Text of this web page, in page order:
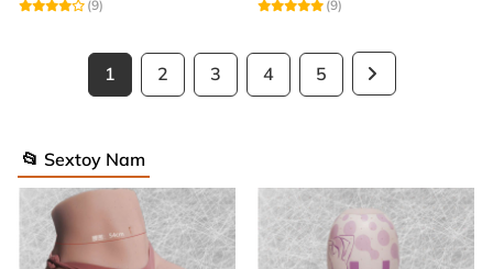
(9)
(9)
1 2 3 4 5
📂 Sextoy Nam